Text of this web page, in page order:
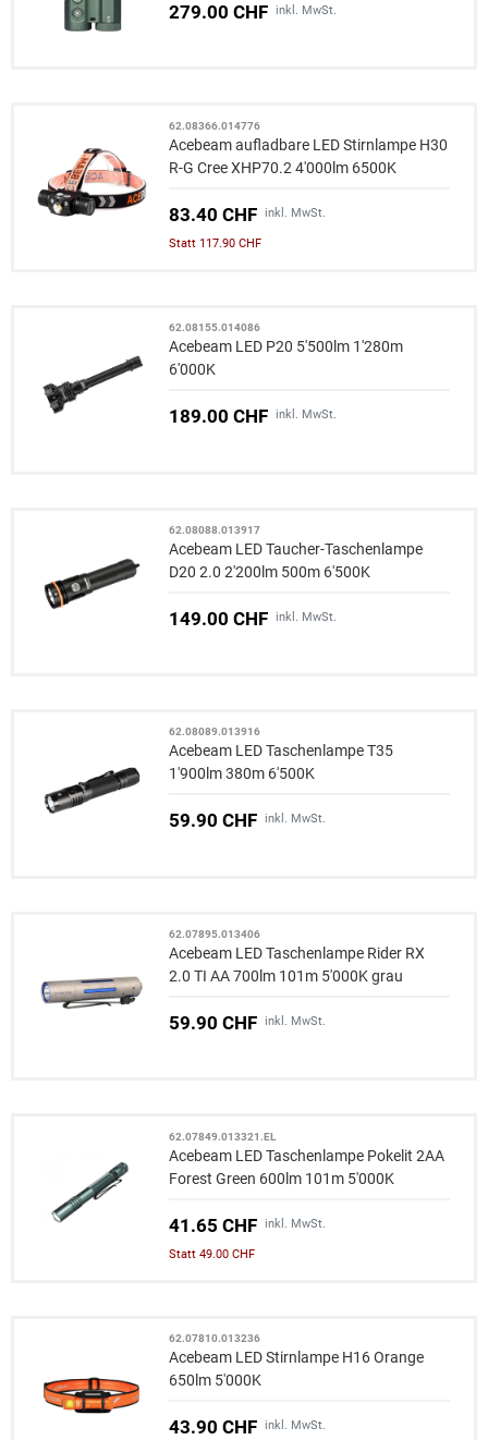
279.00 CHF inkl. MwSt.
62.08366.014776
Acebeam aufladbare LED Stirnlampe H30
R-G Cree XHP70.2 4'000lm 6500K
83.40 CHF inkl. MwSt.
Statt 117.90 CHF
62.08155.014086
Acebeam LED P20 5'500lm 1'280m
6'000K
189.00 CHF inkl. MwSt.
62.08088.013917
Acebeam LED Taucher-Taschenlampe
D20 2.0 2'200lm 500m 6'500K
149.00 CHF inkl. MwSt.
62.08089.013916
Acebeam LED Taschenlampe T35
1'900lm 380m 6'500K
59.90 CHF inkl. MwSt.
62.07895.013406
Acebeam LED Taschenlampe Rider RX
2.0 TI AA 700lm 101m 5'000K grau
59.90 CHF inkl. MwSt.
62.07849.013321.EL
Acebeam LED Taschenlampe Pokelit 2AA
Forest Green 600lm 101m 5'000K
41.65 CHF inkl. MwSt.
Statt 49.00 CHF
62.07810.013236
Acebeam LED Stirnlampe H16 Orange
650lm 5'000K
43.90 CHF inkl. MwSt.